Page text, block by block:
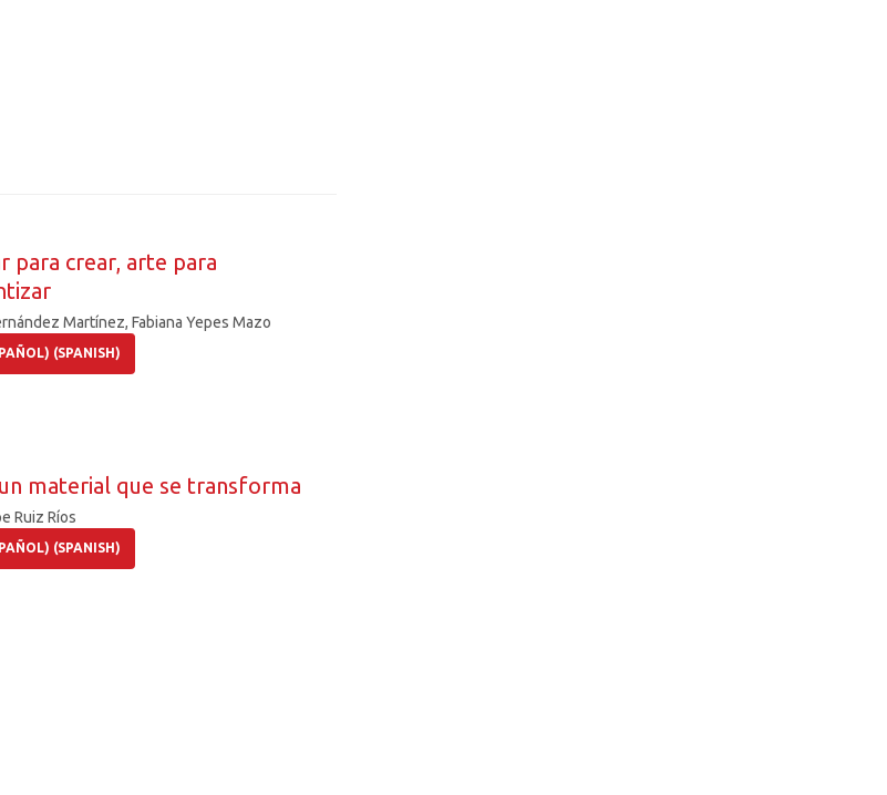
para crear, arte para
Martínez, Fabiana Yepes Mazo
(SPANISH)
material que se transforma
Ruiz Ríos
(SPANISH)